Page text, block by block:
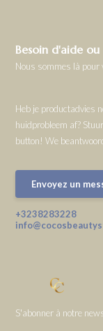
Besoin d'aide ou
Nous sommes là pour
Heb je productadvies
huidprobleem af?
button! We
Envoyez un
+3238283228
S'abonner à notre